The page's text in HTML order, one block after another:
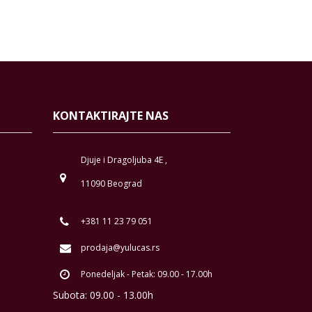
KONTAKTIRAJTE NAS
Djuje i Dragoljuba 4E ,
11090 Beograd
+381 11 23 79 051
prodaja@yulucas.rs
Ponedeljak - Petak: 09.00 - 17.00h
Subota: 09.00 - 13.00h